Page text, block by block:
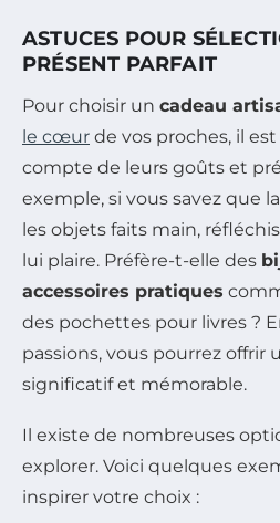
ASTUCES POUR
PRÉSENT PARFAIT
Pour choisir un cadeau
le cœur de vos proches, il
compte de leurs goûts et
exemple, si vous savez que
les objets faits main,
lui plaire. Préfère-t-elle des
accessoires pratiques
des pochettes pour livres ?
passions, vous pourrez offrir
significatif et mémorable.
Il existe de nombreuses
explorer. Voici quelques
inspirer votre choix :